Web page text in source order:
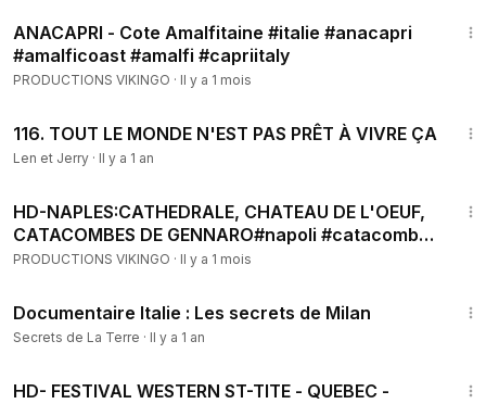
ANACAPRI - Cote Amalfitaine #italie #anacapri
#amalficoast #amalfi #capriitaly
PRODUCTIONS VIKINGO · Il y a 1 mois
116. TOUT LE MONDE N'EST PAS PRÊT À VIVRE ÇA
Len et Jerry · Il y a 1 an
HD-NAPLES:CATHEDRALE, CHATEAU DE L'OEUF,
CATACOMBES DE GENNARO#napoli #catacombs
#catacomb #chateau
PRODUCTIONS VIKINGO · Il y a 1 mois
Documentaire Italie : Les secrets de Milan
Secrets de La Terre · Il y a 1 an
HD- FESTIVAL WESTERN ST-TITE - QUEBEC -